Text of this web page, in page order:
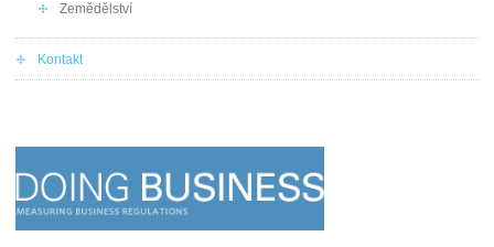
Zemědělství
Kontakt